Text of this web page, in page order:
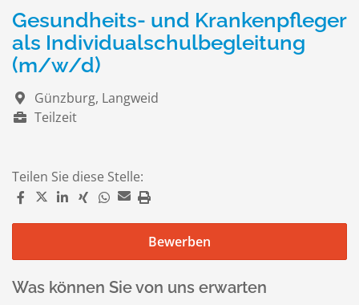
Gesundheits- und Krankenpfleger
als Individualschulbegleitung
(m/w/d)
Günzburg, Langweid
Teilzeit
Teilen Sie diese Stelle:
Bewerben
Was können Sie von uns erwarten